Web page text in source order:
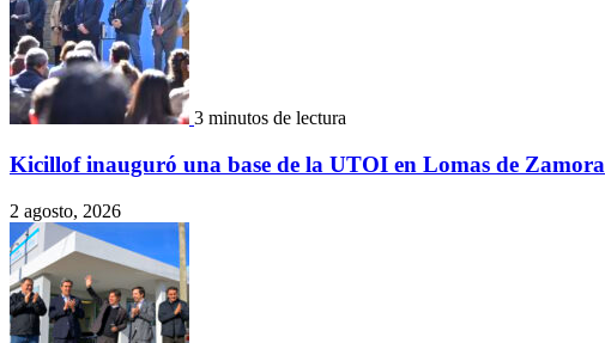
3 minutos de lectura
Kicillof inauguró una base de la UTOI en Lomas de Zamora
2 agosto, 2026